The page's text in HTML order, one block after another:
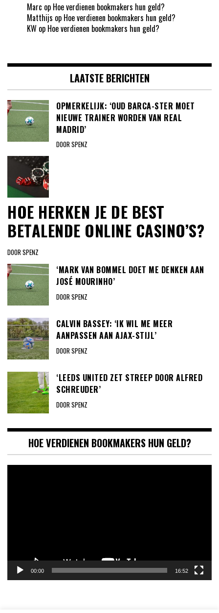
Marc op Hoe verdienen bookmakers hun geld?
Matthijs op Hoe verdienen bookmakers hun geld?
KW op Hoe verdienen bookmakers hun geld?
LAATSTE BERICHTEN
OPMERKELIJK: ‘OUD BARCA-STER MOET
NIEUWE TRAINER WORDEN VAN REAL
MADRID’
DOOR SPENZ
HOE HERKEN JE DE BEST
BETALENDE ONLINE CASINO’S?
DOOR SPENZ
‘MARK VAN BOMMEL DOET ME DENKEN AAN
JOSÉ MOURINHO’
DOOR SPENZ
CALVIN BASSEY: ‘IK WIL ME MEER
AANPASSEN AAN AJAX-STIJL’
DOOR SPENZ
‘LEEDS UNITED ZET STREEP DOOR ALFRED
SCHREUDER’
DOOR SPENZ
HOE VERDIENEN BOOKMAKERS HUN GELD?
00:00 16:52